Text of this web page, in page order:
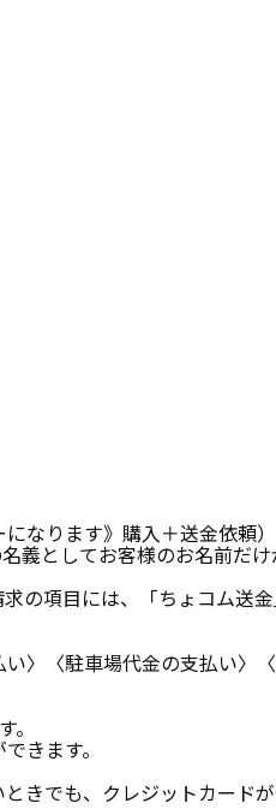
なります》購入＋送金依頼
義としてお客様のお名前だ
の項目には、「ちょコム送
〉〈駐車場代金の支払い〉
きます。
でも、クレジットカードが